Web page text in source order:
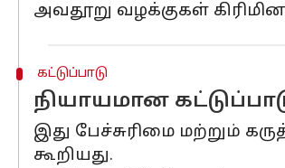
அவதூறு வழக்குகள்
கட்டுப்பாடு
நியாயமான
இது பேச்சுரிமை மற்றும்
கூறியது.